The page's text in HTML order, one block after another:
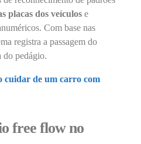
placas dos veículos e
Com base nas
registra a passagem do
do pedágio.
cuidar de um carro com
free flow no